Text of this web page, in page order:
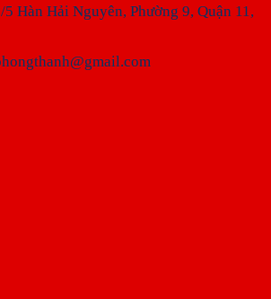
5 Hàn Hải Nguyên, Phường 9, Quận 11,